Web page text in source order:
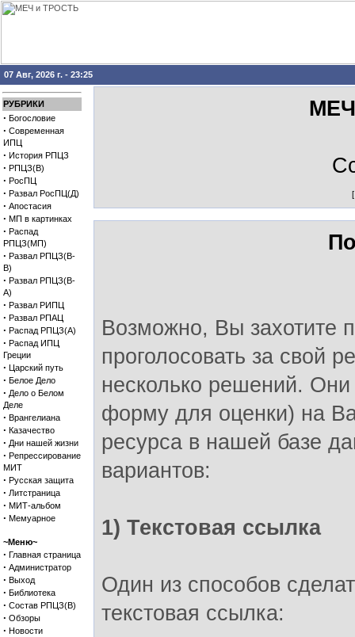
07 Авг, 2026 г. - 23:25
РУБРИКИ
· Богословие
· Современная
ИПЦ
· История РПЦЗ
· РПЦЗ(В)
· РосПЦ
· Развал РосПЦ(Д)
· Апостасия
· МП в картинках
· Распад
РПЦЗ(МП)
· Развал РПЦЗ(В-
В)
· Развал РПЦЗ(В-
А)
· Развал РИПЦ
· Развал РПАЦ
· Распад РПЦЗ(А)
· Распад ИПЦ
Греции
· Царский путь
· Белое Дело
· Дело о Белом
Деле
· Врангелиана
· Казачество
· Дни нашей жизни
· Репрессирование
МИТ
· Русская защита
· Литстраница
· МИТ-альбом
· Мемуарное
~Меню~
· Главная страница
· Администратор
· Выход
· Библиотека
· Состав РПЦЗ(В)
· Обзоры
· Новости
Возможно, Вы захотите
проголосовать за свой
несколько решений.
форму для оценки) на
ресурса в нашей базе
вариантов:
1) Текстовая ссылка
Один из способов
текстовая ссылка: